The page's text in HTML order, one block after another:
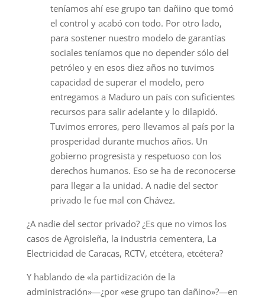
teníamos ahí ese grupo tan dañino que tomó
el control y acabó con todo. Por otro lado,
para sostener nuestro modelo de garantías
sociales teníamos que no depender sólo del
petróleo y en esos diez años no tuvimos
capacidad de superar el modelo, pero
entregamos a Maduro un país con suficientes
recursos para salir adelante y lo dilapidó.
Tuvimos errores, pero llevamos al país por la
prosperidad durante muchos años. Un
gobierno progresista y respetuoso con los
derechos humanos. Eso se ha de reconocerse
para llegar a la unidad. A nadie del sector
privado le fue mal con Chávez.
¿A nadie del sector privado? ¿Es que no vimos los
casos de Agroisleña, la industria cementera, La
Electricidad de Caracas, RCTV, etcétera, etcétera?
Y hablando de «la partidización de la
administración»—¿por «ese grupo tan dañino»?—en